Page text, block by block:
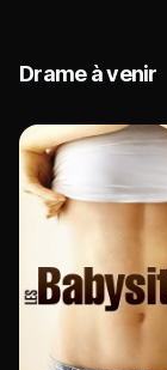
Drame à venir